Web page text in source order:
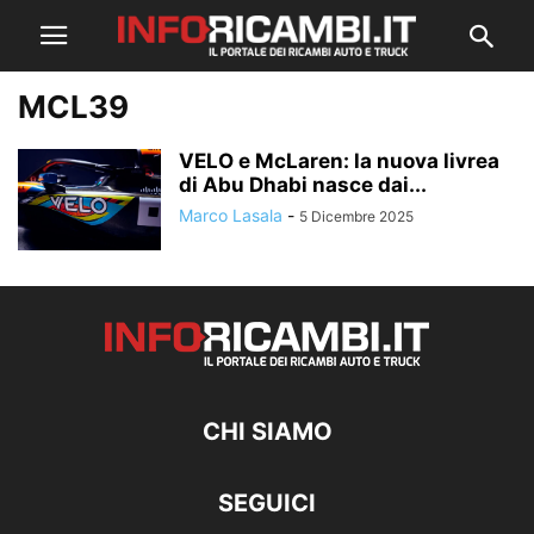
MCL39
VELO e McLaren: la nuova livrea
di Abu Dhabi nasce dai...
Marco Lasala - 5 Dicembre 2025
CHI SIAMO
SEGUICI